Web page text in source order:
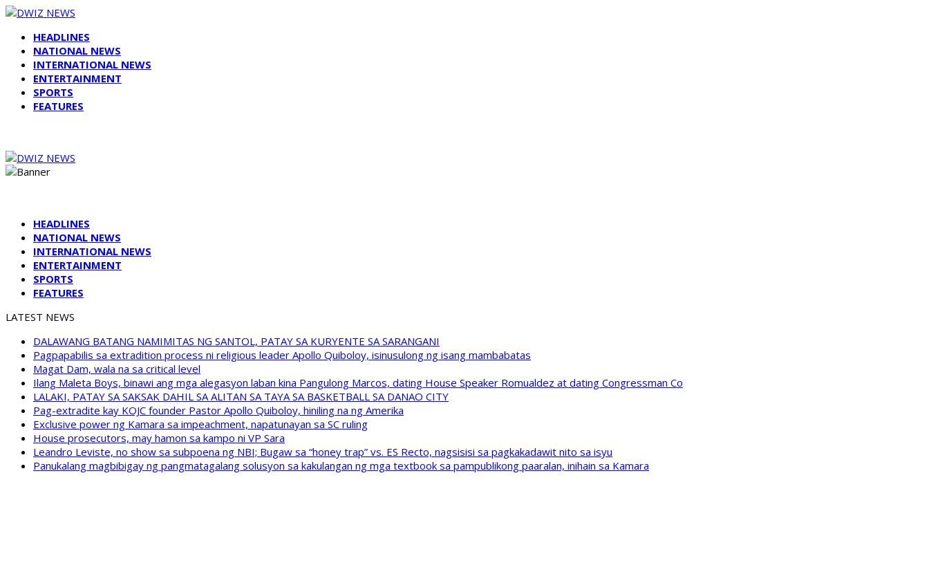
HEADLINES
NATIONAL NEWS
INTERNATIONAL NEWS
ENTERTAINMENT
SPORTS
FEATURES
HEADLINES
NATIONAL NEWS
INTERNATIONAL NEWS
ENTERTAINMENT
SPORTS
FEATURES
LATEST NEWS
DALAWANG BATANG NAMIMITAS NG SANTOL, PATAY SA KURYENTE SA SARANGANI
Pagpapabilis sa extradition process ni religious leader Apollo Quiboloy, isinusulong ng isang mambabatas
Magat Dam, wala na sa critical level
Ilang Maleta Boys, binawi ang mga alegasyon laban kina Pangulong Marcos, dating House Speaker Romualdez at dating Congressman Co
LALAKI, PATAY SA SAKSAK DAHIL SA ALITAN SA TAYA SA BASKETBALL SA DANAO CITY
Pag-extradite kay KOJC founder Pastor Apollo Quiboloy, hiniling na ng Amerika
Exclusive power ng Kamara sa impeachment, napatunayan sa SC ruling
House prosecutors, may hamon sa kampo ni VP Sara
Leandro Leviste, no show sa subpoena ng NBI; Bugaw sa “honey trap” vs. ES Recto, nagsisisi sa pagkakadawit nito sa isyu
Panukalang magbibigay ng pangmatagalang solusyon sa kakulangan ng mga textbook sa pampublikong paaralan, inihain sa Kamara